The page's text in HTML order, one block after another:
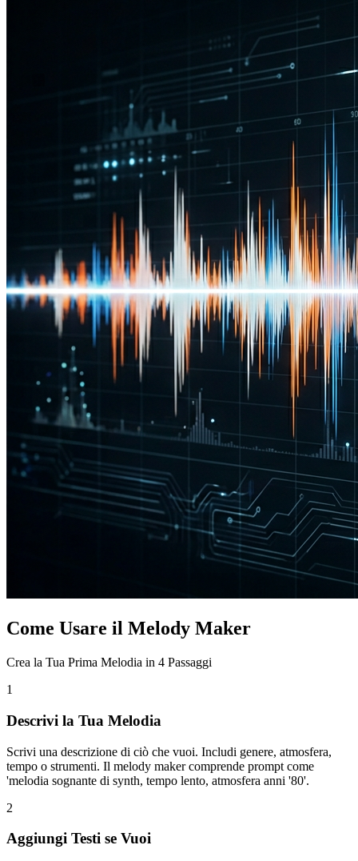
Come Usare il Melody Maker
Crea la Tua Prima Melodia in 4 Passaggi
1
Descrivi la Tua Melodia
Scrivi una descrizione di ciò che vuoi. Includi genere, atmosfera,
tempo o strumenti. Il melody maker comprende prompt come
'melodia sognante di synth, tempo lento, atmosfera anni '80'.
2
Aggiungi Testi se Vuoi